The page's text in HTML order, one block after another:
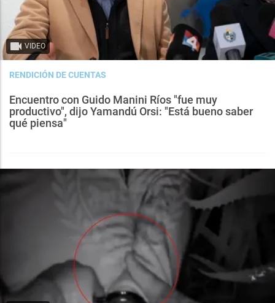
VIDEO
RENDICIÓN DE CUENTAS
Encuentro con Guido Manini Ríos "fue muy
productivo", dijo Yamandú Orsi: "Está bueno saber
qué piensa"